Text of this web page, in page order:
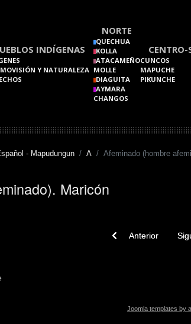
INDÍGENAS
Y NATURALEZA
NORTE
QUECHUA
KOLLA
ATACAMEÑO
MOLLE
DIAGUITA
AYMARA
CHANGOS
CENTRO-
CUNCOS
MAPUCHE
PIKUNCHE
- Mapudungun A Afeminado (hombre
Maricón
Previous article:
Anterior
Joomla templates by